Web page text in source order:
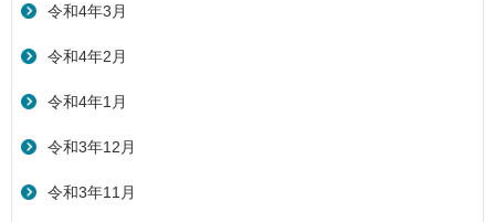
令和4年3月
令和4年2月
令和4年1月
令和3年12月
令和3年11月